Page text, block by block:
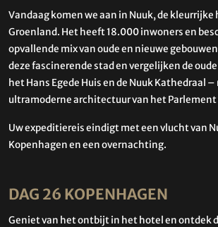
Vandaag komen we aan in Nuuk, de kleurrijke
Groenland. Het heeft 18.000 inwoners en
opvallende mix van oude en nieuwe
deze fascinerende stad en vergelijken de
het Hans Egede Huis en de Nuuk Kathedraal –
ultramoderne architectuur van het Parlement
Uw expeditiereis eindigt met een vlucht van
Kopenhagen en een overnachting.
DAG 26 KOPENHAGEN
Geniet van het ontbijt in het hotel en ontdek